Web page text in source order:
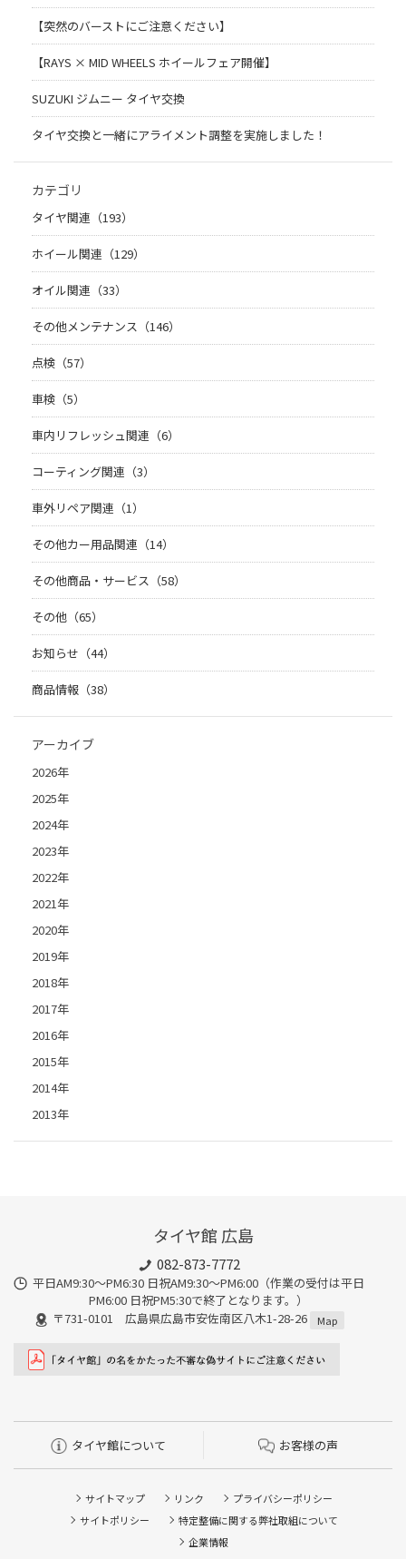
【突然のバーストにご注意ください】
【RAYS × MID WHEELS ホイールフェア開催】
SUZUKI ジムニー タイヤ交換
タイヤ交換と一緒にアライメント調整を実施しました！
カテゴリ
タイヤ関連（193）
ホイール関連（129）
オイル関連（33）
その他メンテナンス（146）
点検（57）
車検（5）
車内リフレッシュ関連（6）
コーティング関連（3）
車外リペア関連（1）
その他カー用品関連（14）
その他商品・サービス（58）
その他（65）
お知らせ（44）
商品情報（38）
アーカイブ
2026年
2025年
2024年
2023年
2022年
2021年
2020年
2019年
2018年
2017年
2016年
2015年
2014年
2013年
タイヤ館 広島
082-873-7772
平日AM9:30～PM6:30 日祝AM9:30〜PM6:00（作業の受付は平日
PM6:00 日祝PM5:30で終了となります。）
〒731-0101 広島県広島市安佐南区八木1-28-26
Map
タイヤ館について お客様の声
サイトマップ リンク
プライバシーポリシー
サイトポリシー
特定整備に関する弊社取組について
企業情報